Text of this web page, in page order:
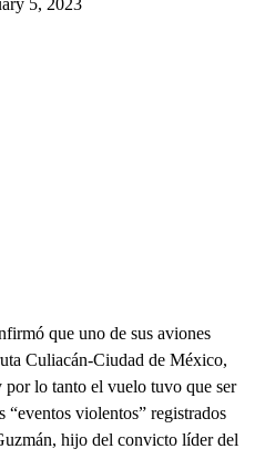
5, 2023
que uno de sus aviones
Culiacán-Ciudad de México,
lo tanto el vuelo tuvo que ser
“eventos violentos” registrados
hijo del convicto líder del